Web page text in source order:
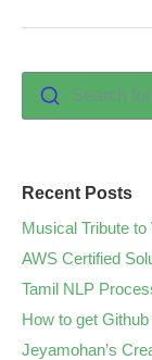
Search
Recent Posts
Musical Tribute
AWS Certified
Tamil NLP
How to get
Jeyamohan’s